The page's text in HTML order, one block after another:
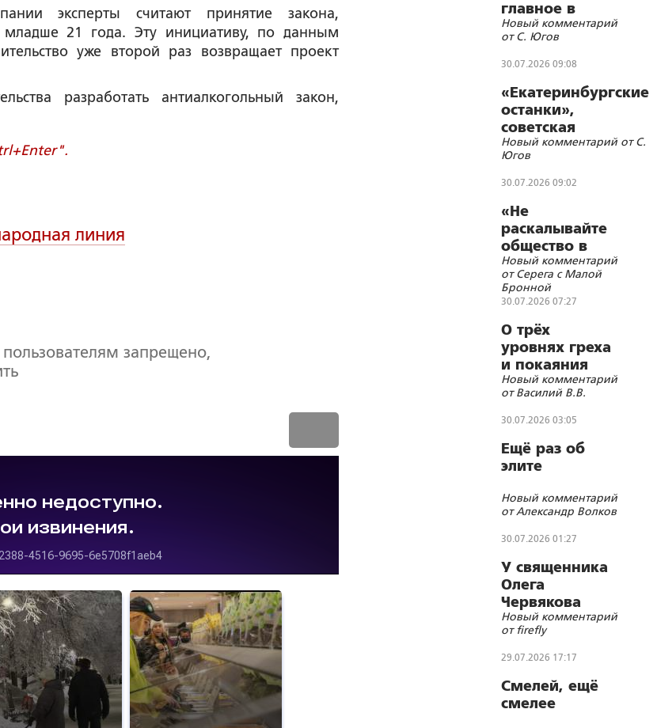
эксперты считают принятие закона,
21 года. Эту инициативу, по данным
уже второй раз возвращает проект
разработать антиалкогольный закон,
линия
запрещено,
главное в
лечении
любых
инфекционных
Новый комментарий
от С. Югов
30.07.2026 09:08
«Екатеринбургские
останки»,
советская
символика и
цифровизации
Новый комментарий от С.
Югов
30.07.2026 09:02
«Не
раскалывайте
общество в
угоду врагам»
Новый комментарий
от Серега с Малой
Бронной
30.07.2026 07:27
О трёх
уровнях греха
и покаяния
Новый комментарий
от Василий В.В.
30.07.2026 03:05
Ещё раз об
элите
Новый комментарий
от Александр Волков
30.07.2026 01:27
У священника
Олега
Червякова
сгорел дом
Новый комментарий
от firefly
29.07.2026 17:17
Смелей, ещё
смелее